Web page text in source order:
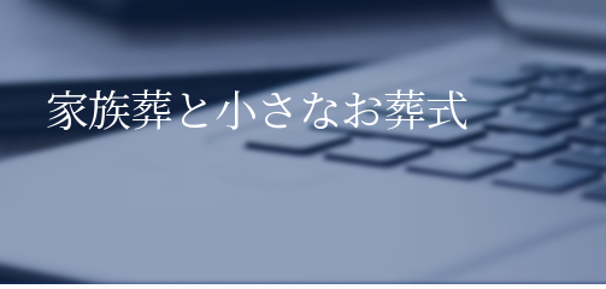
家族葬と小さなお葬式